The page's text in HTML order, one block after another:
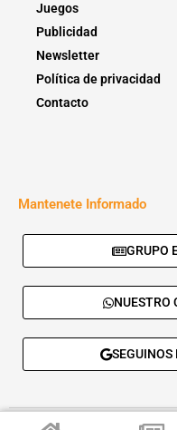
Juegos
Publicidad
Newsletter
Política de privacidad
Contacto
Mantenete Informado
GRUPO
NUESTRO
SEGUINOS